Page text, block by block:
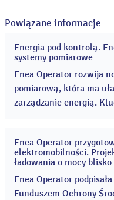
Powiązane informacje
Energia pod kontrolą.
systemy pomiarowe
Enea Operator rozwija
pomiarową, która ma
zarządzanie energią.
o zużyciu energii do
Enea Operator
elektromobilności.
ładowania o mocy blisko
Enea Operator
Funduszem Ochrony